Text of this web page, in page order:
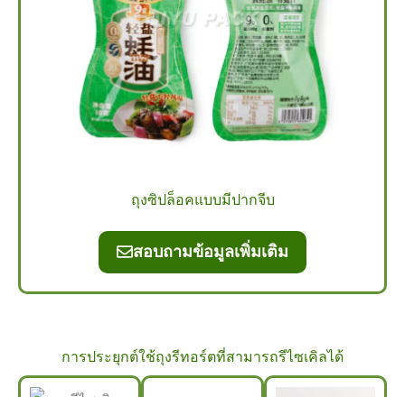
ถุงซิปล็อคแบบมีปากจีบ
สอบถามข้อมูลเพิ่มเติม
การประยุกต์ใช้ถุงรีทอร์ตที่สามารถรีไซเคิลได้